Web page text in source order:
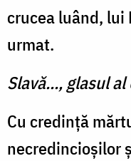
crucea luând,
urmat.
Slavă..., glasul
Cu credință
necredincioșilor